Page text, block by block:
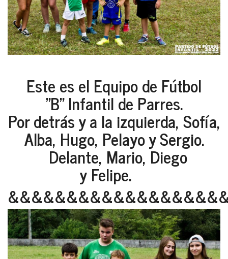
Este es el Equipo de Fútbol
"B" Infantil de Parres.
Por detrás y a la izquierda, Sofía,
Alba, Hugo, Pelayo y Sergio.
Delante, Mario, Diego
y Felipe.